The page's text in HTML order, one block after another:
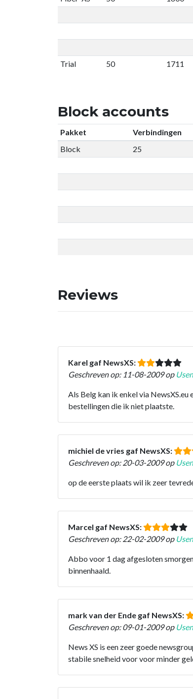
Trial
50 1711
Block accounts
Pakket Verbindingen
Block
25
Reviews
Karel gaf NewsXS:
Geschreven op: 11-08-2009 op
Als Belg kan ik enkel via
bestellingen die ik niet plaatste.
michiel de vries gaf NewsXS:
Geschreven op: 20-03-2009 op
op de eerste plaats wil ik zeer
Marcel gaf NewsXS:
Geschreven op: 22-02-2009 op
Abbo voor 1 dag afgesloten
binnenhaald.
mark van der Ende gaf NewsXS:
Geschreven op: 09-01-2009 op
News XS is een zeer goede
stabile snelheid voor voor minder